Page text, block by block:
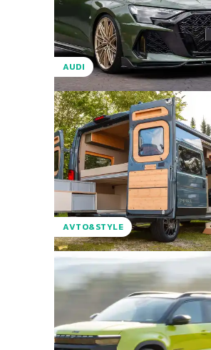
AUDI
AVTO&STYLE